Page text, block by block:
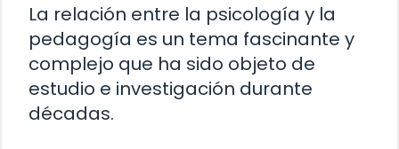
La relación entre la psicología y la
pedagogía es un tema fascinante y
complejo que ha sido objeto de
estudio e investigación durante
décadas.